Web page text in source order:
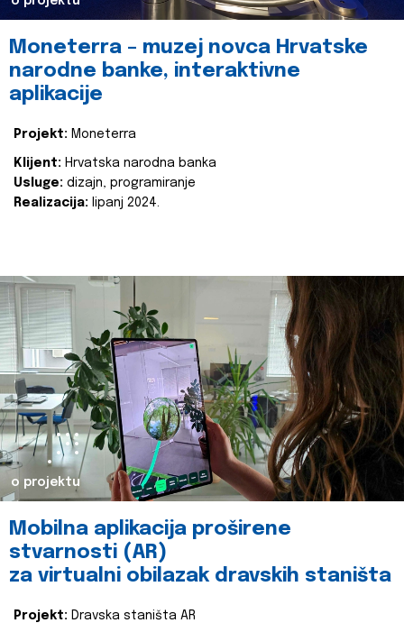
Moneterra – muzej novca Hrvatske
narodne banke, interaktivne
aplikacije
Projekt: Moneterra
Klijent: Hrvatska narodna banka
Usluge: dizajn, programiranje
Realizacija: lipanj 2024.
o projektu
Mobilna aplikacija proširene
stvarnosti (AR)
za virtualni obilazak dravskih staništa
Projekt: Dravska staništa AR